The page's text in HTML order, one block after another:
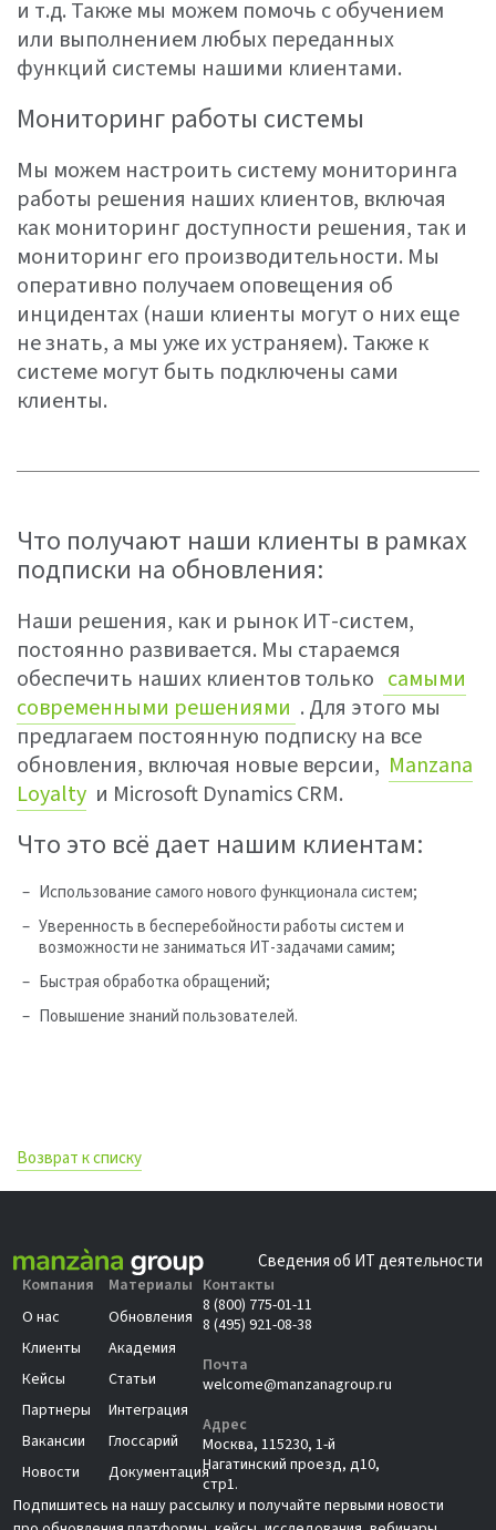
и т.д. Также мы можем помочь с обучением
или выполнением любых переданных
функций системы нашими клиентами.
Мониторинг работы системы
Мы можем настроить систему мониторинга
работы решения наших клиентов, включая
как мониторинг доступности решения, так и
мониторинг его производительности. Мы
оперативно получаем оповещения об
инцидентах (наши клиенты могут о них еще
не знать, а мы уже их устраняем). Также к
системе могут быть подключены сами
клиенты.
Что получают наши клиенты в рамках
подписки на обновления:
Наши решения, как и рынок ИТ-систем,
постоянно развивается. Мы стараемся
обеспечить наших клиентов только самыми
современными решениями . Для этого мы
предлагаем постоянную подписку на все
обновления, включая новые версии, Manzana
Loyalty и Microsoft Dynamics CRM.
Что это всё дает нашим клиентам:
Использование самого нового функционала систем;
Уверенность в бесперебойности работы систем и
возможности не заниматься ИТ-задачами самим;
Быстрая обработка обращений;
Повышение знаний пользователей.
Возврат к списку
Сведения об ИТ деятельности
Компания
О нас
Клиенты
Кейсы
Партнеры
Вакансии
Новости
Материалы
Обновления
Академия
Статьи
Интеграция
Глоссарий
Документация
Контакты
8 (800) 775-01-11
8 (495) 921-08-38
Почта
welcome@manzanagroup.ru
Адрес
Москва, 115230, 1-й
Нагатинский проезд, д10,
стр1.
Подпишитесь на нашу рассылку и получайте первыми новости